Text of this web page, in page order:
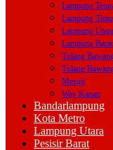
Lampung
Lampung
Lampung Utara
Lampung Barat
Tulang
Tulang
Mesuji
Way Kanan
Bandarlampung
Kota Metro
Lampung Utara
Pesisir Barat